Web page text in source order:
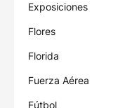
Exposiciones
Flores
Florida
Fuerza Aérea
Fútbol